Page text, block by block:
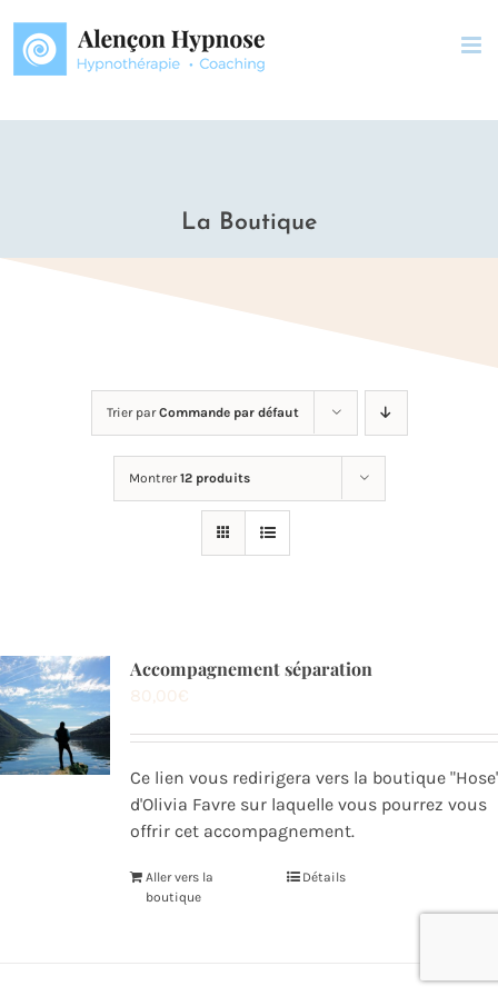
contenu
La Boutique
Trier parCommande par défaut
Montrer12 produits
Accompagnement séparation
80,00€
Ce lien vous redirigera vers la boutique
d'Olivia Favre sur laquelle vous pourrez vous
offrir cet accompagnement.
Aller vers la
boutique
Détails